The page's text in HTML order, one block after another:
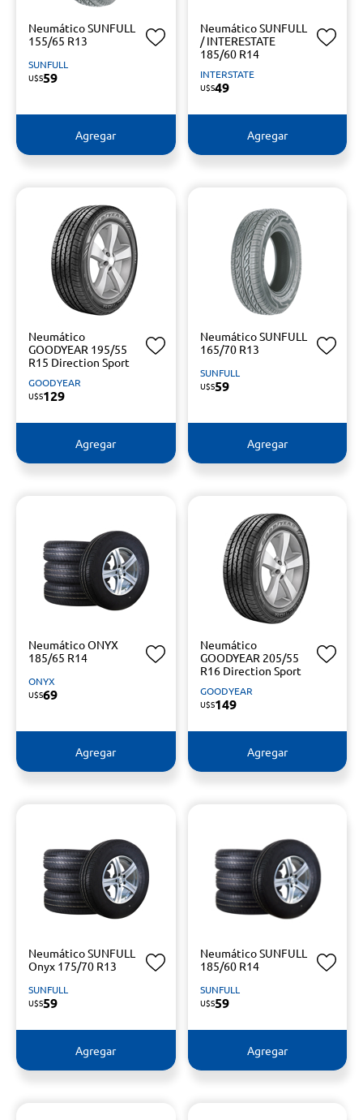
Neumático SUNFULL
155/65 R13
SUNFULL
U$S59
Agregar
Neumático SUNFULL
/ INTERESTATE
185/60 R14
INTERSTATE
U$S49
Agregar
Neumático
GOODYEAR 195/55
R15 Direction Sport
GOODYEAR
U$S129
Agregar
Neumático SUNFULL
165/70 R13
SUNFULL
U$S59
Agregar
Neumático ONYX
185/65 R14
ONYX
U$S69
Agregar
Neumático
GOODYEAR 205/55
R16 Direction Sport
GOODYEAR
U$S149
Agregar
Neumático SUNFULL
Onyx 175/70 R13
SUNFULL
U$S59
Agregar
Neumático SUNFULL
185/60 R14
SUNFULL
U$S59
Agregar